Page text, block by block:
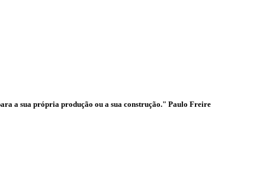
a sua própria produção ou a sua construção." Paulo Freire